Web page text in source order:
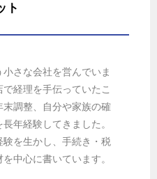
ト
さな会社を営んでいま
経理を手伝っていたこ
調整、自分や家族の確
年経験してきました。
を生かし、手続き・税
中心に書いています。